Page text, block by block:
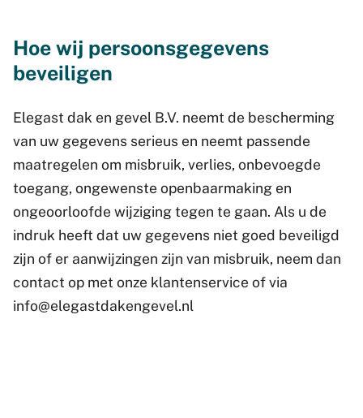
Hoe wij persoonsgegevens
beveiligen
Elegast dak en gevel B.V. neemt de bescherming
van uw gegevens serieus en neemt passende
maatregelen om misbruik, verlies, onbevoegde
toegang, ongewenste openbaarmaking en
ongeoorloofde wijziging tegen te gaan. Als u de
indruk heeft dat uw gegevens niet goed beveiligd
zijn of er aanwijzingen zijn van misbruik, neem dan
contact op met onze klantenservice of via
info@elegastdakengevel.nl